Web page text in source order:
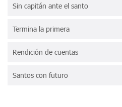
Sin capitán ante el santo
Termina la primera
Rendición de cuentas
Santos con futuro